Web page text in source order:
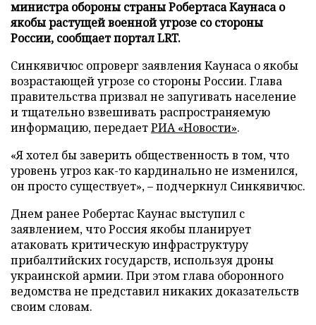
министра обороны страны Робертаса Каунаса о
якобы растущей военной угрозе со стороны
России, сообщает портал LRT.
Синкявичюс опроверг заявления Каунаса о якобы
возрастающей угрозе со стороны России. Глава
правительства призвал не запугивать население
и тщательно взвешивать распространяемую
информацию, передаетРИА «Новости».
«Я хотел бы заверить общественность в том, что
уровень угроз как-то кардинально не изменился,
он просто существует», – подчеркнул Синкявичюс.
Днем ранее Робертас Каунас выступил с
заявлением, что Россия якобы планирует
атаковать критическую инфраструктуру
прибалтийских государств, используя дроны
украинской армии. При этом глава оборонного
ведомства не представил никаких доказательств
своим словам.